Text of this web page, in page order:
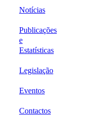
Notícias
Publicações
e
Estatísticas
Legislação
Eventos
Contactos